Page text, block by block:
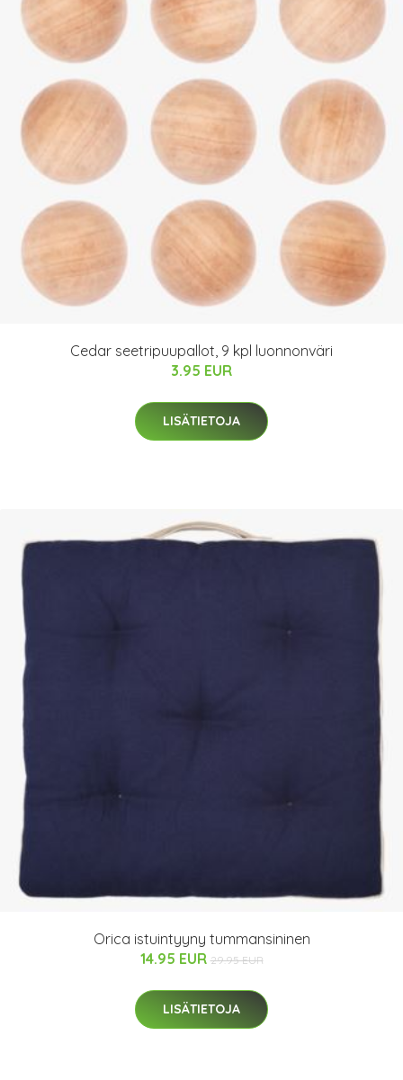
Cedar seetripuupallot, 9 kpl luonnonväri
3.95 EUR
LISÄTIETOJA
Orica istuintyyny tummansininen
14.95 EUR 29.95 EUR
LISÄTIETOJA